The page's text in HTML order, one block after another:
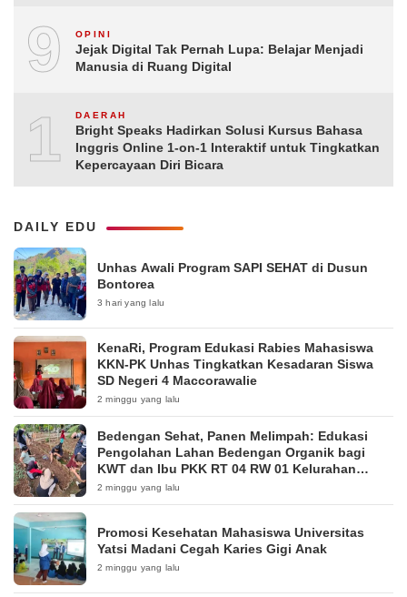
9 OPINI
Jejak Digital Tak Pernah Lupa: Belajar Menjadi
Manusia di Ruang Digital
10DAERAH
Bright Speaks Hadirkan Solusi Kursus Bahasa
Inggris Online 1-on-1 Interaktif untuk Tingkatkan
Kepercayaan Diri Bicara
DAILY EDU
Unhas Awali Program SAPI SEHAT di Dusun
Bontorea
3 hari yang lalu
KenaRi, Program Edukasi Rabies Mahasiswa
KKN-PK Unhas Tingkatkan Kesadaran Siswa
SD Negeri 4 Maccorawalie
2 minggu yang lalu
Bedengan Sehat, Panen Melimpah: Edukasi
Pengolahan Lahan Bedengan Organik bagi
KWT dan Ibu PKK RT 04 RW 01 Kelurahan
Pakintelan
2 minggu yang lalu
Promosi Kesehatan Mahasiswa Universitas
Yatsi Madani Cegah Karies Gigi Anak
2 minggu yang lalu